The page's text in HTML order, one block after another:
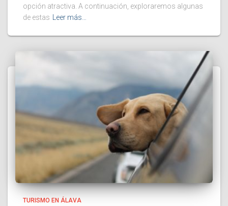
opción atractiva. A continuación, exploraremos algunas
de estas Leer más…
TURISMO EN ÁLAVA